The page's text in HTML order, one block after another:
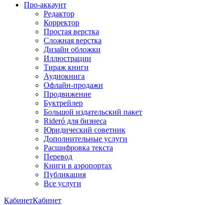
Про-аккаунт
Редактор
Корректор
Простая верстка
Сложная верстка
Дизайн обложки
Иллюстрации
Тираж книги
Аудиокнига
Офлайн-продажи
Продвижение
Буктрейлер
Большой издательский пакет
Rideró для бизнеса
Юридический советник
Дополнительные услуги
Расшифровка текста
Перевод
Книги в аэропортах
Публикация
Все услуги
КабинетКабинет